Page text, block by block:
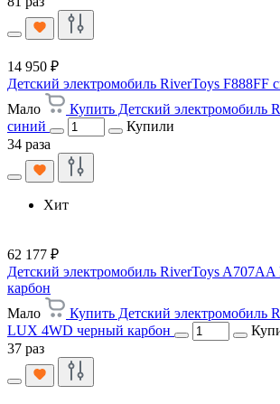
14 950 ₽
Детский электромобиль RiverToys F888FF
Мало
Купить Детский электромобиль
синий
Купили
34 раза
Хит
62 177 ₽
Детский электромобиль RiverToys
карбон
Мало
Купить Детский электромобиль
LUX 4WD черный карбон
37 раз